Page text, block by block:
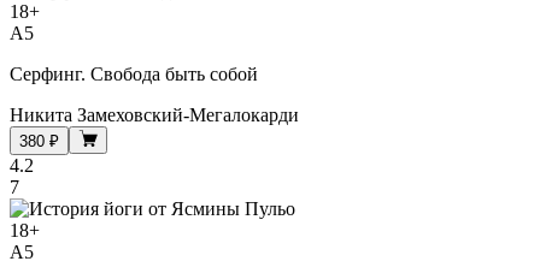
18+
A5
Серфинг. Свобода быть собой
Никита Замеховский-Мегалокарди
380 ₽
4.2
7
18+
A5